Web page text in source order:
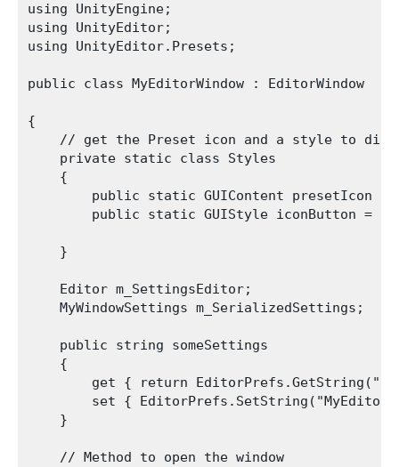
using UnityEngine;
using UnityEditor;
using UnityEditor.Presets;
public class MyEditorWindow : EditorWindow
{
// get the Preset icon and a style to
    private static class Styles
    {
public static GUIContent presetIcon
public static GUIStyle iconButton =
    }
    Editor m_SettingsEditor;
    MyWindowSettings m_SerializedSettings;
    public string someSettings
    {
get { return
set {
    }
    // Method to open the window